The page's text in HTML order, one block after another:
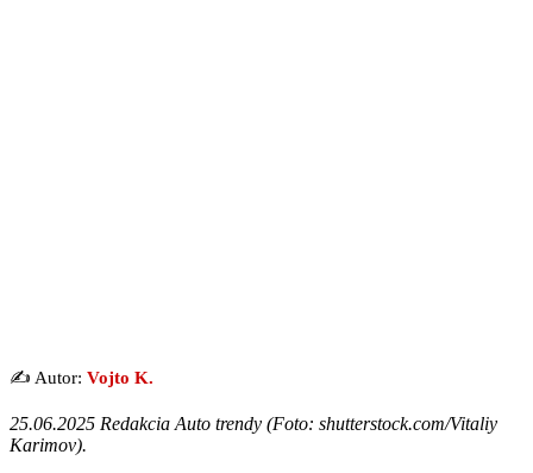
✍️ Autor: Vojto K.
25.06.2025 Redakcia Auto trendy (Foto: shutterstock.com/Vitaliy
Karimov).